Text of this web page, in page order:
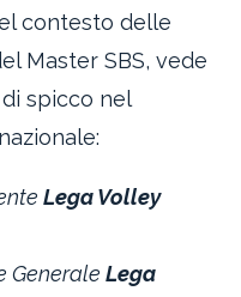
contesto delle
Master SBS, vede
spicco nel
Lega Volley
GeneraleLega